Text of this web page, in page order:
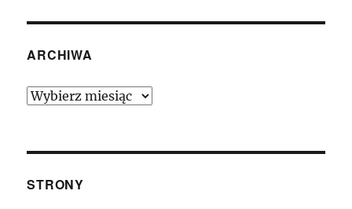
ARCHIWA
Archiwa
STRONY